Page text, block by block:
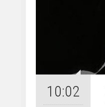
10:02